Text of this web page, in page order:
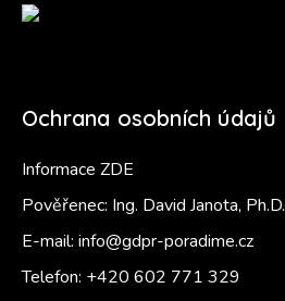
Ochrana osobních údajů
Informace ZDE
Pověřenec: Ing. David Janota, Ph.D.
E-mail: info@gdpr-poradime.cz
Telefon: +420 602 771 329